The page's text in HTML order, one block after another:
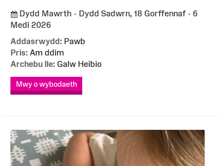
Dydd Mawrth - Dydd Sadwrn, 18 Gorffennaf - 6
Medi 2026
Addasrwydd: Pawb
Pris: Am ddim
Archebu lle: Galw Heibio
Mwy o wybodaeth